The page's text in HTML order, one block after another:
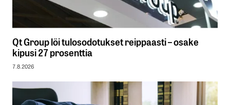
Qt Group löi tulosodotukset reippaasti – osake
kipusi 27 prosenttia
7.8.2026